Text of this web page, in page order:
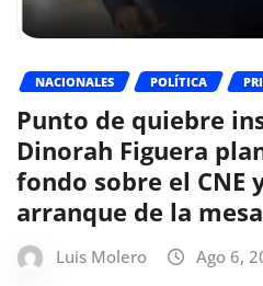
NACIONALES POLÍTICA
Punto de quiebre
Dinorah Figuera
fondo sobre el CNE
arranque de la
Luis Molero Ago 6,